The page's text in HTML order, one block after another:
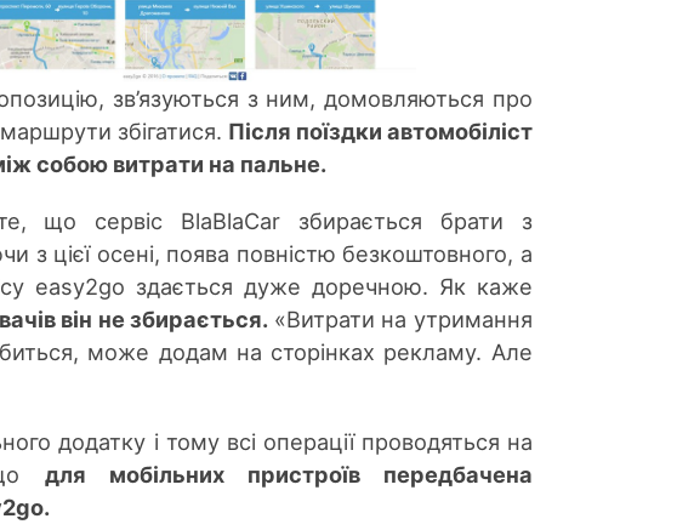
зв’язуються з ним, домовляються про
збігатися. Після поїздки автомобіліст
собою витрати на пальне.
що сервіс BlaBlaCar збирається брати з
з цієї осені, поява повністю безкоштовного, а
easy2go здається дуже доречною. Як каже
він не збирається.«Витрати на утримання
може додам на сторінках рекламу. Але
додатку і тому всі операції проводяться на
для мобільних пристроїв передбачена